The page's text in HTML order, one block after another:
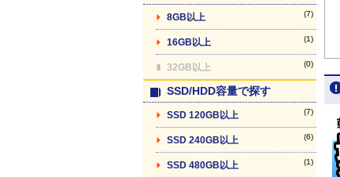
8GB以上 (7)
16GB以上 (1)
32GB以上 (0)
SSD/HDD容量で探す
SSD 120GB以上 (7)
SSD 240GB以上 (6)
SSD 480GB以上 (1)